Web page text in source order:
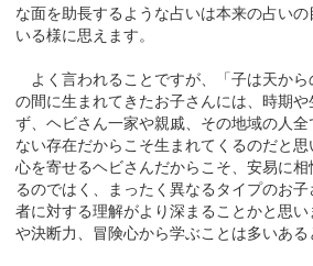
な面を助長するような占いは本来の占い
いる様に思えます。
よく言われることですが、「子は天から
の間に生まれてきたお子さんには、時期
ず、ヘビさん一家や親戚、その地域の人
ない存在だからこそ生まれてくるのだと
心を寄せるヘビさんだからこそ、安易に
るのではく、まったく異なるタイプのお
者に対する理解がより深まることかと思
や決断力、冒険心から学ぶことは多いある